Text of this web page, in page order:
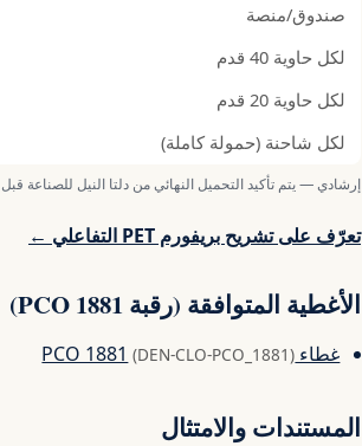
صندوق/منصة
لكل حاوية 40 قدم
لكل حاوية 20 قدم
لكل شاحنة (حمولة كاملة)
إرشادي — يتم تأكيد التحميل النهائي من دلتا النيل للصناعة
تعرّف على تشريح بريفورم PET التفاعلي ←
الأغطية المتوافقة (رقبة PCO 1881)
غطاء PCO 1881 (DEN-CLO-PCO_1881)
المستندات والامتثال